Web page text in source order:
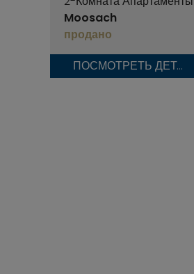
Moosach
продано
ПОСМОТРЕТЬ ДЕТАЛИ